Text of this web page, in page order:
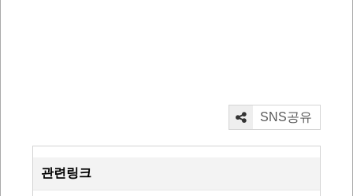
SNS공유
관련링크